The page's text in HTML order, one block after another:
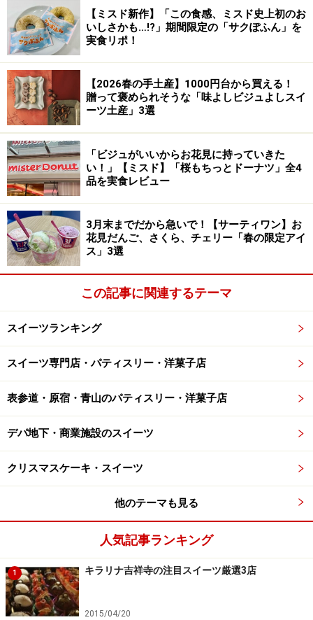
【ミスド新作】「この食感、ミスド史上初のお
いしさかも…!?」期間限定の「サクぽふん」を
実食リポ！
【2026春の手土産】1000円台から買える！
贈って褒められそうな「味よしビジュよしスイ
ーツ土産」3選
「ビジュがいいからお花見に持っていきた
い！」【ミスド】「桜もちっとドーナツ」全4
品を実食レビュー
3月末までだから急いで！【サーティワン】お
花見だんご、さくら、チェリー「春の限定アイ
ス」3選
この記事に関連するテーマ
スイーツランキング
スイーツ専門店・パティスリー・洋菓子店
表参道・原宿・青山のパティスリー・洋菓子店
デパ地下・商業施設のスイーツ
クリスマスケーキ・スイーツ
他のテーマも見る
人気記事ランキング
1 キラリナ吉祥寺の注目スイーツ厳選3店
2015/04/20